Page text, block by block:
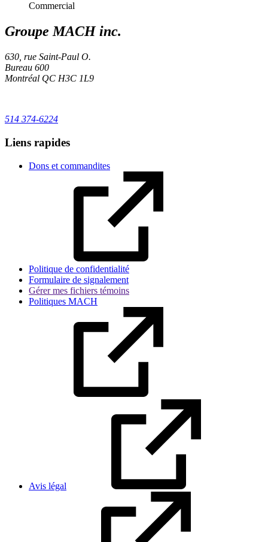
Commercial
Groupe MACH inc.
630, rue Saint-Paul O.
Bureau 600
Montréal QC H3C 1L9
514 374-6224
Liens rapides
Dons et commandites
Politique de confidentialité
Formulaire de signalement
Gérer mes fichiers témoins
Politiques MACH
Avis légal